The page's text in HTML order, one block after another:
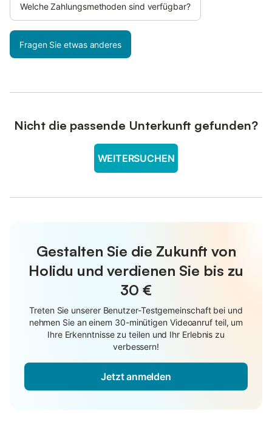
Welche Zahlungsmethoden sind verfügbar?
Fragen Sie etwas anderes
Nicht die passende Unterkunft gefunden?
WEITERSUCHEN
Gestalten Sie die Zukunft von
Holidu und verdienen Sie bis zu
30 €
Treten Sie unserer Benutzer-Testgemeinschaft bei und
nehmen Sie an einem 30-minütigen Videoanruf teil, um
Ihre Erkenntnisse zu teilen und Ihr Erlebnis zu
verbessern!
Jetzt anmelden